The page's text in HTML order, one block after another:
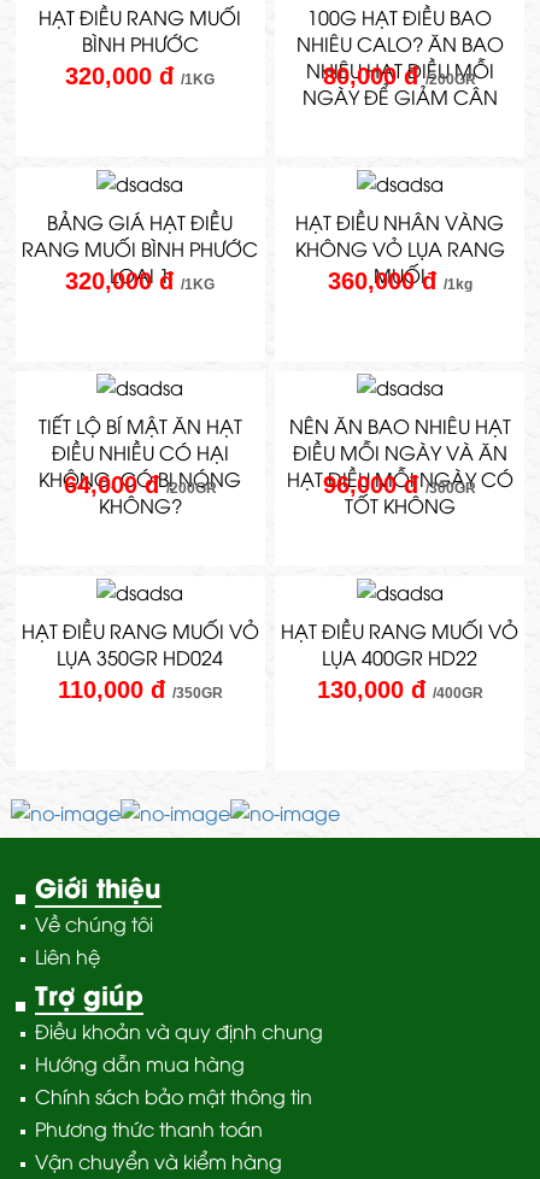
HẠT ĐIỀU RANG MUỐI
BÌNH PHƯỚC
320,000 đ/1KG
100G HẠT ĐIỀU BAO
NHIÊU CALO? ĂN BAO
NHIÊU HẠT ĐIỀU MỖI
NGÀY ĐỂ GIẢM CÂN
80,000 đ/200GR
BẢNG GIÁ HẠT ĐIỀU
RANG MUỐI BÌNH PHƯỚC
LOẠI 1
320,000 đ/1KG
HẠT ĐIỀU NHÂN VÀNG
KHÔNG VỎ LỤA RANG
MUỐI
360,000 đ /1kg
TIẾT LỘ BÍ MẬT ĂN HẠT
ĐIỀU NHIỀU CÓ HẠI
KHÔNG, CÓ BỊ NÓNG
KHÔNG?
64,000 đ/200GR
NÊN ĂN BAO NHIÊU HẠT
ĐIỀU MỖI NGÀY VÀ ĂN
HẠT ĐIỀU MỖI NGÀY CÓ
TỐT KHÔNG
96,000 đ/300GR
HẠT ĐIỀU RANG MUỐI VỎ
LỤA 350GR HD024
110,000 đ /350GR
HẠT ĐIỀU RANG MUỐI VỎ
LỤA 400GR HD22
130,000 đ /400GR
Giới thiệu
Về chúng tôi
Liên hệ
Trợ giúp
Điều khoản và quy định chung
Hướng dẫn mua hàng
Chính sách bảo mật thông tin
Phương thức thanh toán
Vận chuyển và kiểm hàng